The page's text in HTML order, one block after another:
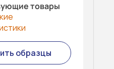
товары
образцы